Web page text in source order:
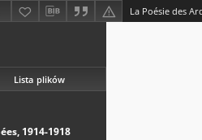
La Poésie des
Lista plików
1914-1918